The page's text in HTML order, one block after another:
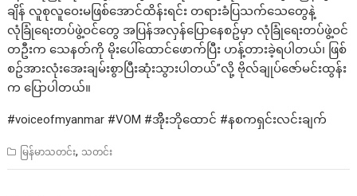
ချိန် လူစုလူဝေးမဖြစ်အောင်ထိန်းရင်း တရားခံပြသက်သေတွေနဲ့
လုံခြုံရေးတပ်ဖွဲ့ဝင်တွေ အပြန်အလှန်ပြောနေစဥ်မှာ လုံခြုံရေးတပ်ဖွဲ့ဝင်
တဦးက သေနတ်ကို မိုးပေါ်ထောင်ဖောက်ပြီး ဟန့်တားခဲ့ရပါတယ်၊ ဖြစ်
စဥ်အားလုံးအေးချမ်းစွာပြီးဆုံးသွားပါတယ်”လို့ ဗိုလ်ချုပ်ဇော်မင်းထွန်း
က ပြောပါတယ်။
#voiceofmyanmar #VOM #အိိုးဘိုထောင် #နစကရှင်းလင်းချက်
မြန်မာသတင်း, သတင်း